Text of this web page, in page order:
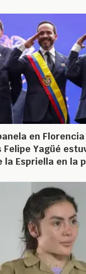
en
Felipe Yagüé
la Espriella en la